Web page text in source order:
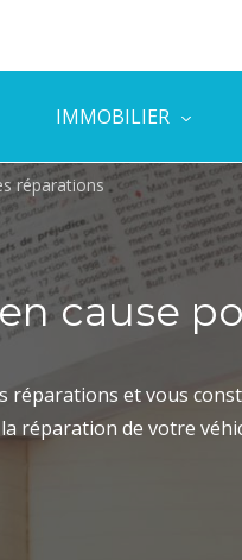
IMMOBILIER
réparations
cause
et vous
la réparation de votre